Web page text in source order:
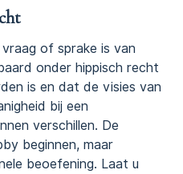
of sprake is van
onder hippisch recht
is en dat de visies van
bij een
verschillen. De
beginnen, maar
beoefening. Laat u